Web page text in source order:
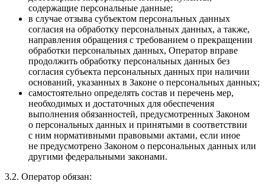
содержащие персональные данные;
в случае отзыва субъектом персональных данных
согласия на обработку персональных данных, а также,
направления обращения с требованием о прекращении
обработки персональных данных, Оператор вправе
продолжить обработку персональных данных без
согласия субъекта персональных данных при наличии
оснований, указанных в Законе о персональных данных;
самостоятельно определять состав и перечень мер,
необходимых и достаточных для обеспечения
выполнения обязанностей, предусмотренных Законом
о персональных данных и принятыми в соответствии
с ним нормативными правовыми актами, если иное
не предусмотрено Законом о персональных данных или
другими федеральными законами.
3.2. Оператор обязан: